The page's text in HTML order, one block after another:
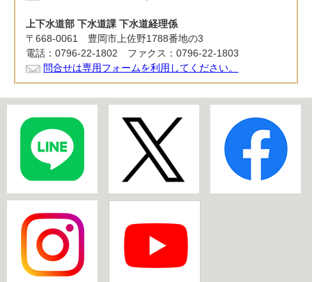
上下水道部 下水道課 下水道経理係
〒668-0061 豊岡市上佐野1788番地の3
電話：0796-22-1802 ファクス：0796-22-1803
問合せは専用フォームを利用してください。